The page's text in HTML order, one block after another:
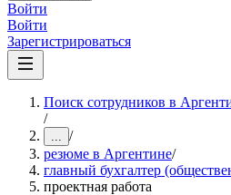
Войти
Войти
Зарегистрироваться
Поиск сотрудников в
/
... /
резюме в Аргентине/
главный бухгалтер
проектная работа